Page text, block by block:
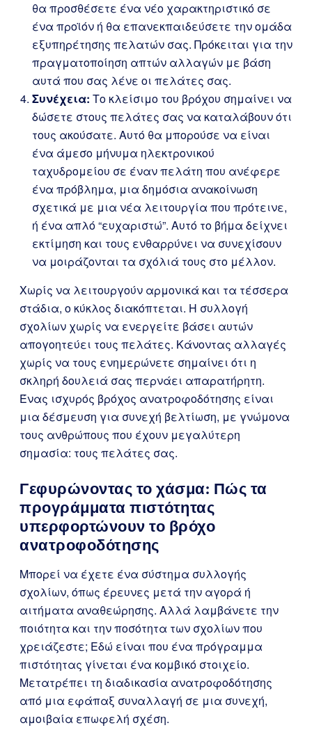
θα προσθέσετε ένα νέο χαρακτηριστικό σε
ένα προϊόν ή θα επανεκπαιδεύσετε την ομάδα
εξυπηρέτησης πελατών σας. Πρόκειται για την
πραγματοποίηση απτών αλλαγών με βάση
αυτά που σας λένε οι πελάτες σας.
Συνέχεια: Το κλείσιμο του βρόχου σημαίνει να
δώσετε στους πελάτες σας να καταλάβουν ότι
τους ακούσατε. Αυτό θα μπορούσε να είναι
ένα άμεσο μήνυμα ηλεκτρονικού
ταχυδρομείου σε έναν πελάτη που ανέφερε
ένα πρόβλημα, μια δημόσια ανακοίνωση
σχετικά με μια νέα λειτουργία που πρότεινε,
ή ένα απλό “ευχαριστώ”. Αυτό το βήμα δείχνει
εκτίμηση και τους ενθαρρύνει να συνεχίσουν
να μοιράζονται τα σχόλιά τους στο μέλλον.
Χωρίς να λειτουργούν αρμονικά και τα τέσσερα
στάδια, ο κύκλος διακόπτεται. Η συλλογή
σχολίων χωρίς να ενεργείτε βάσει αυτών
απογοητεύει τους πελάτες. Κάνοντας αλλαγές
χωρίς να τους ενημερώνετε σημαίνει ότι η
σκληρή δουλειά σας περνάει απαρατήρητη.
Ένας ισχυρός βρόχος ανατροφοδότησης είναι
μια δέσμευση για συνεχή βελτίωση, με γνώμονα
τους ανθρώπους που έχουν μεγαλύτερη
σημασία: τους πελάτες σας.
Γεφυρώνοντας το χάσμα: Πώς τα
προγράμματα πιστότητας
υπερφορτώνουν το βρόχο
ανατροφοδότησης
Μπορεί να έχετε ένα σύστημα συλλογής
σχολίων, όπως έρευνες μετά την αγορά ή
αιτήματα αναθεώρησης. Αλλά λαμβάνετε την
ποιότητα και την ποσότητα των σχολίων που
χρειάζεστε; Εδώ είναι που ένα πρόγραμμα
πιστότητας γίνεται ένα κομβικό στοιχείο.
Μετατρέπει τη διαδικασία ανατροφοδότησης
από μια εφάπαξ συναλλαγή σε μια συνεχή,
αμοιβαία επωφελή σχέση.